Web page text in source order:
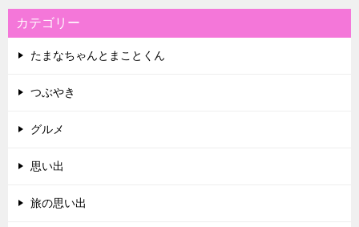
カテゴリー
たまなちゃんとまことくん
つぶやき
グルメ
思い出
旅の思い出